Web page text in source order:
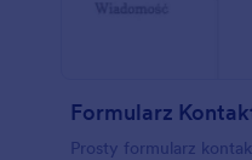
Prosty formularz